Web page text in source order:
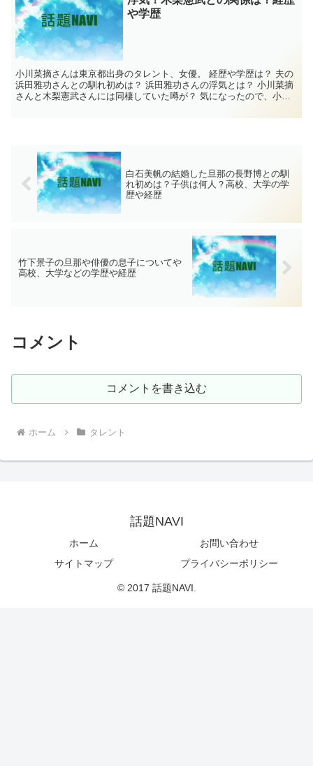
や学歴
小川菜摘さんは東京都出身のタレント、女優。 経歴や学歴は？ 夫の
浜田雅功さんとの馴れ初めは？ 浜田雅功さんの浮気とは？ 小川菜摘
さんと木梨憲武さんには同棲していた噂が？ 気になったので、小川
白石美帆の結婚した旦那の長野博との馴
れ初めは？子供は何人？高校、大学の学
歴や経歴
竹下景子の旦那や俳優の息子についてや
高校、大学などの学歴や経歴
コメント
コメントを書き込む
ホーム タレント
話題NAVI
ホーム
お問い合わせ
サイトマップ
プライバシーポリシー
© 2017 話題NAVI.